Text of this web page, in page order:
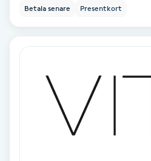
Keratinbehandling
Kinesiologi
Kinesisk medicin
Betala senare Presentkort